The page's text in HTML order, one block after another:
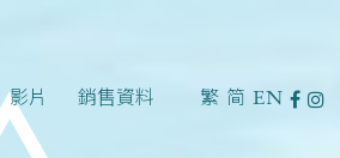
影片 銷售資料 繁 简 EN